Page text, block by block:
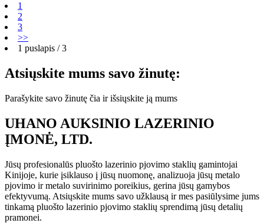
1
2
3
>>
1 puslapis / 3
Atsiųskite mums savo žinutę:
Parašykite savo žinutę čia ir išsiųskite ją mums
UHANO AUKSINIO LAZERINIO
ĮMONĖ, LTD.
Jūsų profesionalūs pluošto lazerinio pjovimo staklių gamintojai
Kinijoje, kurie įsiklauso į jūsų nuomonę, analizuoja jūsų metalo
pjovimo ir metalo suvirinimo poreikius, gerina jūsų gamybos
efektyvumą. Atsiųskite mums savo užklausą ir mes pasiūlysime jums
tinkamą pluošto lazerinio pjovimo staklių sprendimą jūsų detalių
pramonei.